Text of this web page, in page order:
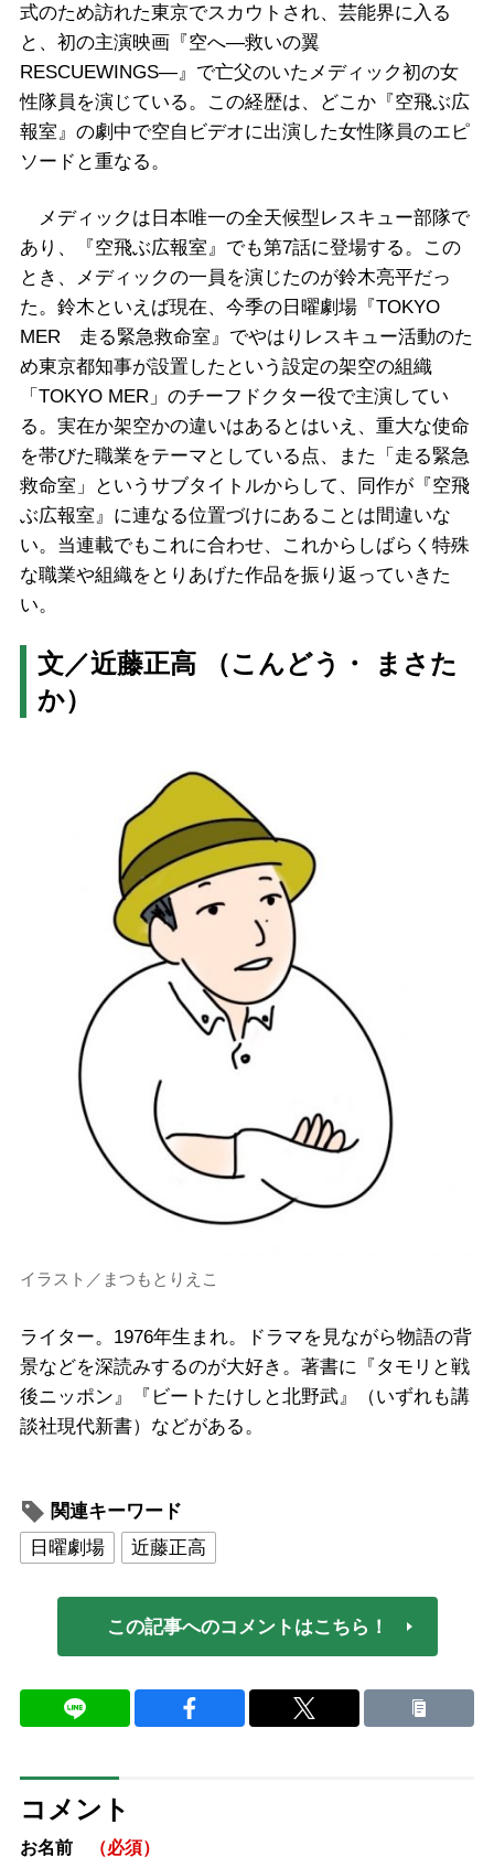
式のため訪れた東京でスカウトされ、芸能界に入る
と、初の主演映画『空へ―救いの翼
RESCUEWINGS―』で亡父のいたメディック初の女
性隊員を演じている。この経歴は、どこか『空飛ぶ広
報室』の劇中で空自ビデオに出演した女性隊員のエピ
ソードと重なる。
メディックは日本唯一の全天候型レスキュー部隊で
あり、『空飛ぶ広報室』でも第7話に登場する。この
とき、メディックの一員を演じたのが鈴木亮平だっ
た。鈴木といえば現在、今季の日曜劇場『TOKYO
MER 走る緊急救命室』でやはりレスキュー活動のた
め東京都知事が設置したという設定の架空の組織
「TOKYO MER」のチーフドクター役で主演してい
る。実在か架空かの違いはあるとはいえ、重大な使命
を帯びた職業をテーマとしている点、また「走る緊急
救命室」というサブタイトルからして、同作が『空飛
ぶ広報室』に連なる位置づけにあることは間違いな
い。当連載でもこれに合わせ、これからしばらく特殊
な職業や組織をとりあげた作品を振り返っていきた
い。
文／近藤正高 （こんどう・ まさた
か）
イラスト／まつもとりえこ
ライター。1976年生まれ。ドラマを見ながら物語の背
景などを深読みするのが大好き。著書に『タモリと戦
後ニッポン』『ビートたけしと北野武』（いずれも講
談社現代新書）などがある。
関連キーワード
日曜劇場
近藤正高
この記事へのコメントはこちら！
コメント
お名前 （必須）